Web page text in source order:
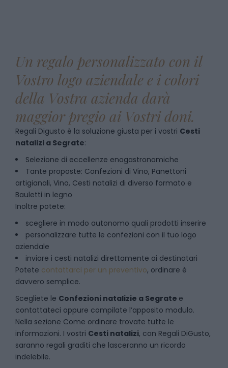
Un regalo personalizzato con il
Vostro logo aziendale e i colori
della Vostra azienda darà
maggior pregio ai Vostri doni.
Regali Digusto è la soluzione giusta per i vostri Cesti
natalizi a Segrate:
Selezione di eccellenze enogastronomiche
Tante proposte: Confezioni di Vino, Panettoni
artigianali, Vino, Cesti natalizi di diverso formato e
Bauletti in legno
Inoltre potete:
scegliere in modo autonomo quali prodotti inserire
personalizzare tutte le confezioni con il tuo logo
aziendale
inviare i cesti natalizi direttamente ai destinatari
Potete contattarci per un preventivo, ordinare è
davvero semplice.
Scegliete le Confezioni natalizie a Segrate e
contattateci oppure compilate l’apposito modulo.
Nella sezione Come ordinare trovate tutte le
informazioni. I vostri Cesti natalizi, con Regali DiGusto,
saranno regali graditi che lasceranno un ricordo
indelebile.